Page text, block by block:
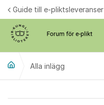
Hoppa till innehåll
Guide till e-pliktsleveranser
Alla inlägg